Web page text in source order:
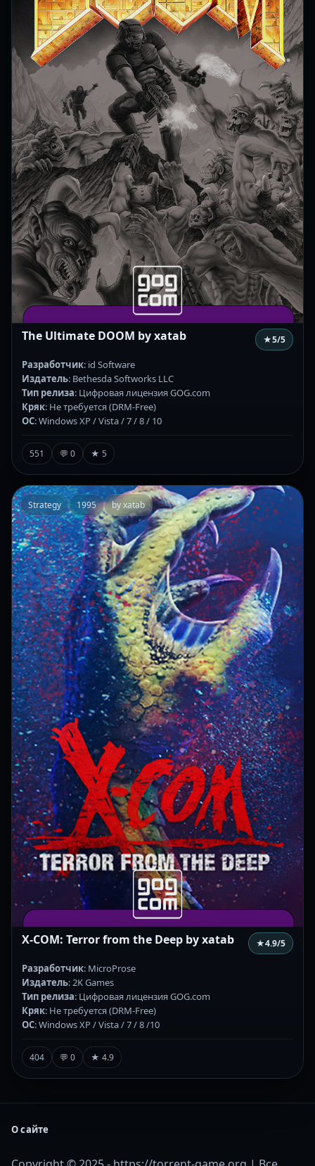
The Ultimate DOOM by xatab ★5/5
Разработчик: id Software
Издатель: Bethesda Softworks LLC
Тип релиза: Цифровая лицензия GOG.com
Кряк: Не требуется (DRM-Free)
ОС: Windows XP / Vista / 7 / 8 / 10
551 💬 0 ★ 5
Strategy 1995 by xatab
X-COM: Terror from the Deep by xatab ★4.9/5
Разработчик: MicroProse
Издатель: 2K Games
Тип релиза: Цифровая лицензия GOG.com
Кряк: Не требуется (DRM-Free)
ОС: Windows XP / Vista / 7 / 8 /10
404 💬 0 ★ 4.9
О сайте